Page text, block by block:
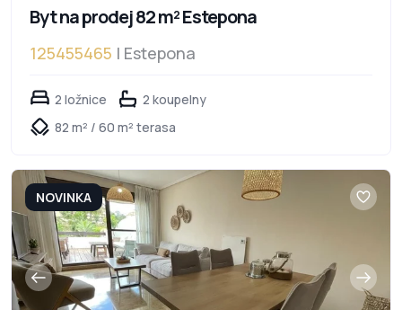
Byt na prodej 82 m² Estepona
125455465 | Estepona
2 ložnice
2 koupelny
82 m² / 60 m² terasa
NOVINKA